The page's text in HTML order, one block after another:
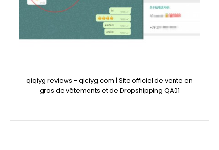
qiqiyg reviews - qiqiyg.com | Site officiel de vente en
gros de vêtements et de Dropshipping QA01